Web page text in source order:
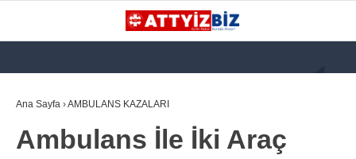
KATEGORİLER
Ana Sayfa ›AMBULANS KAZALARI
Ambulans İle İki Araç